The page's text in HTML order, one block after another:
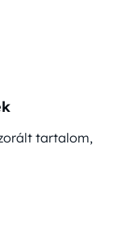
tartalom,